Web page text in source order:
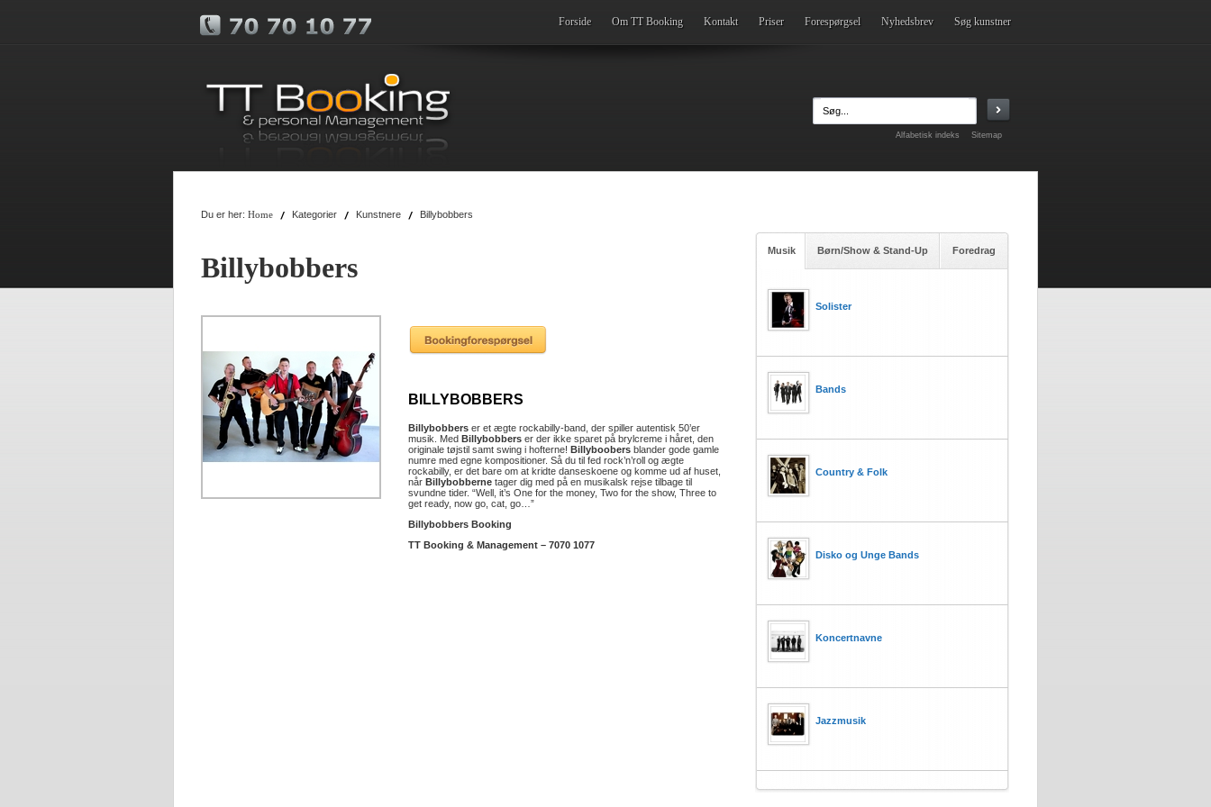
Forside Om TT Booking Kontakt Priser Forespørgsel Nyhedsbrev Søg kunstner
Alfabetisk indeks Sitemap
Du er her: Home Kategorier Kunstnere Billybobbers
Billybobbers
BILLYBOBBERS
Billybobbers er et ægte rockabilly-band, der spiller autentisk 50’er
musik. Med Billybobbers er der ikke sparet på brylcreme i håret, den
originale tøjstil samt swing i hofterne! Billyboobers blander gode gamle
numre med egne kompositioner. Så du til fed rock’n’roll og ægte
rockabilly, er det bare om at kridte danseskoene og komme ud af huset,
når Billybobberne tager dig med på en musikalsk rejse tilbage til
svundne tider. “Well, it’s One for the money, Two for the show, Three to
get ready, now go, cat, go…”
Billybobbers Booking
TT Booking & Management – 7070 1077
Musik Børn/Show & Stand-Up Foredrag
Solister
Bands
Country & Folk
Disko og Unge Bands
Koncertnavne
Jazzmusik